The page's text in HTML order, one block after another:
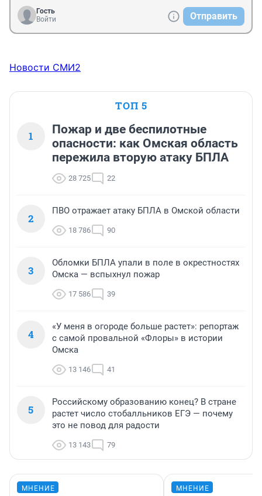
Гость
Войти
Отправить
Новости СМИ2
ТОП 5
1
Пожар и две беспилотные
опасности: как Омская область
пережила вторую атаку БПЛА
28 725 22
2
ПВО отражает атаку БПЛА в Омской области
18 786 90
3
Обломки БПЛА упали в поле в окрестностях
Омска — вспыхнул пожар
17 586 39
4
«У меня в огороде больше растет»: репортаж
с самой провальной «Флоры» в истории
Омска
13 146 41
5
Российскому образованию конец? В стране
растет число стобалльников ЕГЭ — почему
это не повод для радости
13 143 79
МНЕНИЕ МНЕНИЕ